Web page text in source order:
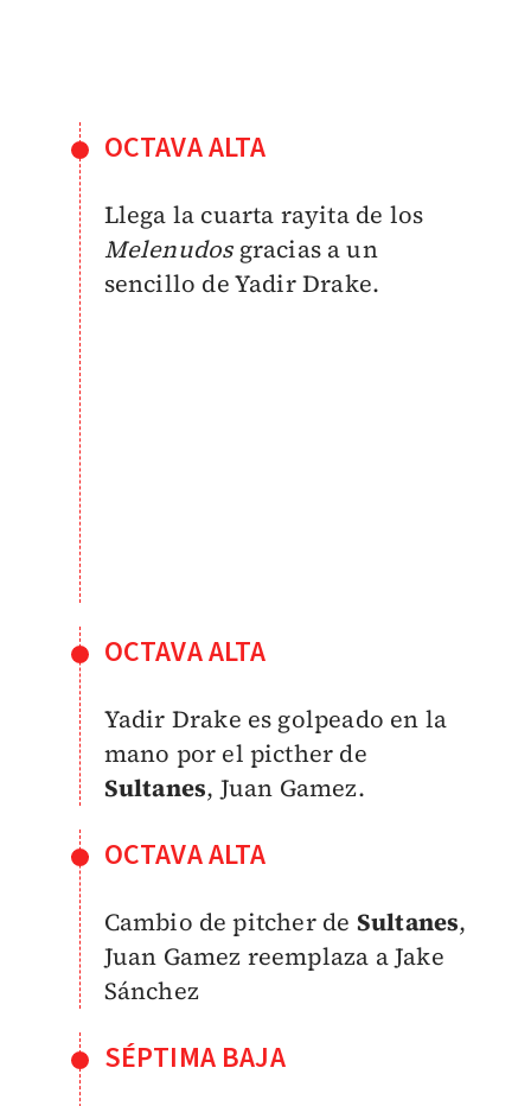
OCTAVA ALTA
Llega la cuarta rayita de los
Melenudos gracias a un
sencillo de Yadir Drake.
OCTAVA ALTA
Yadir Drake es golpeado en la
mano por el picther de
Sultanes, Juan Gamez.
OCTAVA ALTA
Cambio de pitcher de Sultanes,
Juan Gamez reemplaza a Jake
Sánchez
SÉPTIMA BAJA